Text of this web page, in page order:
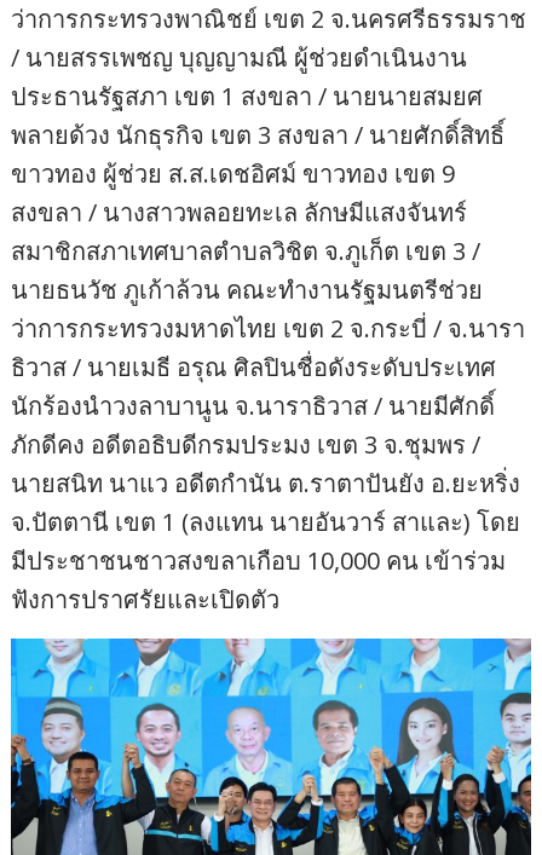
ว่าการกระทรวงพาณิชย์ เขต 2 จ.นครศรีธรรมราช
/ นายสรรเพชญ บุญญามณี ผู้ช่วยดำเนินงาน
ประธานรัฐสภา เขต 1 สงขลา / นายนายสมยศ
พลายด้วง นักธุรกิจ เขต 3 สงขลา / นายศักดิ์สิทธิ์
ขาวทอง ผู้ช่วย ส.ส.เดชอิศม์ ขาวทอง เขต 9
สงขลา / นางสาวพลอยทะเล ลักษมีแสงจันทร์
สมาชิกสภาเทศบาลตำบลวิชิต จ.ภูเก็ต เขต 3 /
นายธนวัช ภูเก้าล้วน คณะทำงานรัฐมนตรีช่วย
ว่าการกระทรวงมหาดไทย เขต 2 จ.กระบี่ / จ.นารา
ธิวาส / นายเมธี อรุณ ศิลปินชื่อดังระดับประเทศ
นักร้องนำวงลาบานูน จ.นาราธิวาส / นายมีศักดิ์
ภักดีคง อดีตอธิบดีกรมประมง เขต 3 จ.ชุมพร /
นายสนิท นาแว อดีตกำนัน ต.ราตาปันยัง อ.ยะหริ่ง
จ.ปัตตานี เขต 1 (ลงแทน นายอันวาร์ สาและ) โดย
มีประชาชนชาวสงขลาเกือบ 10,000 คน เข้าร่วม
ฟังการปราศรัยและเปิดตัว